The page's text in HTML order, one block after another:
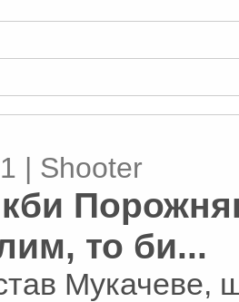
| Shooter
то би...
Мукачеве,